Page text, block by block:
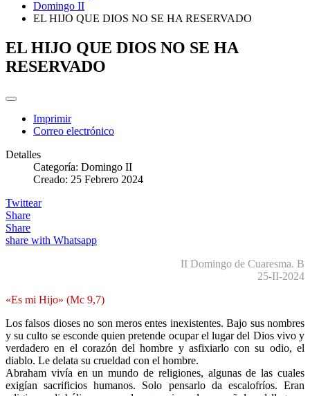
Domingo II
EL HIJO QUE DIOS NO SE HA RESERVADO
EL HIJO QUE DIOS NO SE HA
RESERVADO
Imprimir
Correo electrónico
Detalles
Categoría: Domingo II
Creado: 25 Febrero 2024
Twittear
Share
Share
share with Whatsapp
II Domingo de Cuaresma. B
25-II-2024
«Es mi Hijo» (Mc 9,7)
Los falsos dioses no son meros entes inexistentes. Bajo sus nombres
y su culto se esconde quien pretende ocupar el lugar del Dios vivo y
verdadero en el corazón del hombre y asfixiarlo con su odio, el
diablo. Le delata su crueldad con el hombre.
Abraham vivía en un mundo de religiones, algunas de las cuales
exigían sacrificios humanos. Solo pensarlo da escalofríos. Eran